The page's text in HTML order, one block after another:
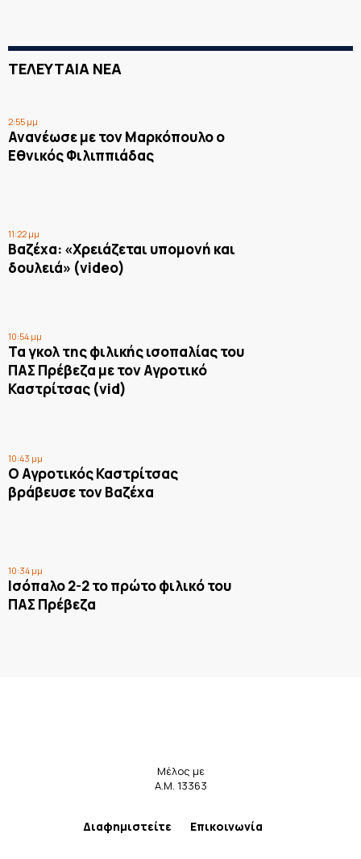
ΤΕΛΕΥΤΑΙΑ ΝΕΑ
2:55 μμ
Ανανέωσε με τον Μαρκόπουλο ο
Εθνικός Φιλιππιάδας
11:22 μμ
Βαζέχα: «Χρειάζεται υπομονή και
δουλειά» (video)
10:54 μμ
Τα γκολ της φιλικής ισοπαλίας του
ΠΑΣ Πρέβεζα με τον Αγροτικό
Καστρίτσας (vid)
10:43 μμ
Ο Αγροτικός Καστρίτσας
βράβευσε τον Βαζέχα
10:34 μμ
Ισόπαλο 2-2 το πρώτο φιλικό του
ΠΑΣ Πρέβεζα
Μέλος με
Α.Μ. 13363
Διαφημιστείτε Επικοινωνία